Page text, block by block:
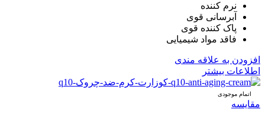
نرم کننده
آبرسانی قوی
پاک کننده قوی
فاقد مواد شیمیایی
افزودن به علاقه مندی
اطلاعات بیشتر
اتمام موجودی
مقایسه